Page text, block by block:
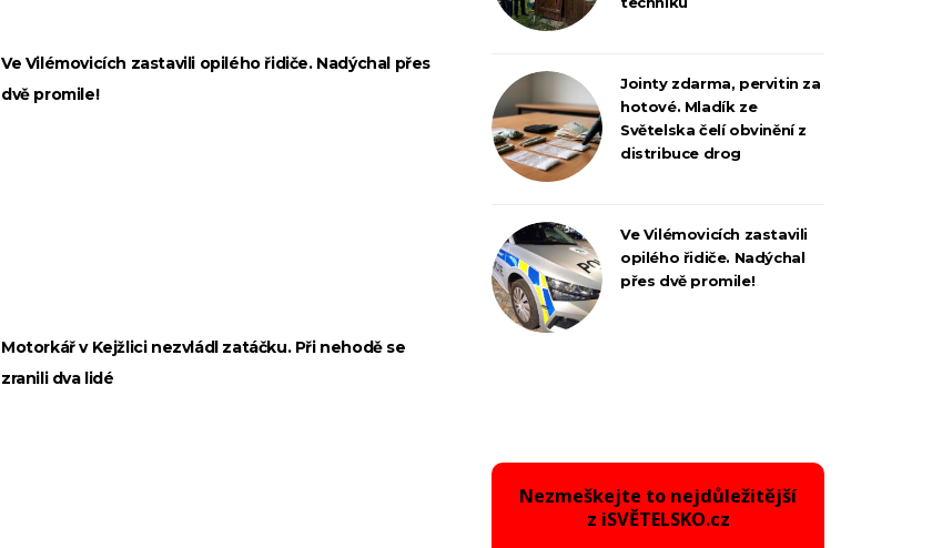
Ve Vilémovicích zastavili opilého řidiče. Nadýchal přes
dvě promile!
Motorkář v Kejžlici nezvládl zatáčku. Při nehodě se
zranili dva lidé
Jointy zdarma, pervitin za
hotové. Mladík ze
Světelska čelí obvinění z
distribuce drog
Ve Vilémovicích zastavili
opilého řidiče. Nadýchal
přes dvě promile!
Nezmeškejte to nejdůležitější
z iSVĚTELSKO.cz